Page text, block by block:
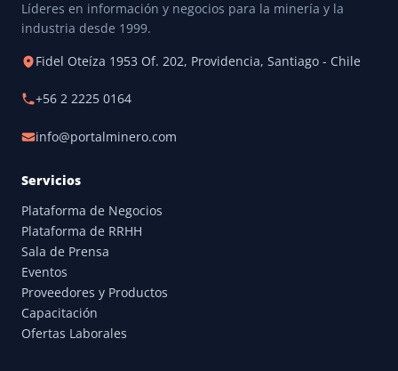
Líderes en información y negocios para la minería y la
industria desde 1999.
Fidel Oteíza 1953 Of. 202, Providencia, Santiago - Chile
+56 2 2225 0164
info@portalminero.com
Servicios
Plataforma de Negocios
Plataforma de RRHH
Sala de Prensa
Eventos
Proveedores y Productos
Capacitación
Ofertas Laborales